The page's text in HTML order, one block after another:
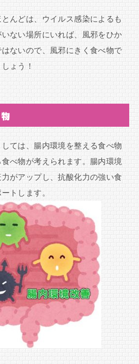
んどは、ウイルス感染によるも
ない場所にいれば、風邪をひか
ないので、風邪にきく食べ物で
ょう！
ては、腸内環境を整える食べ物
べ物が考えられます。腸内環境
がアップし、抗酸化力の強い食
トします。